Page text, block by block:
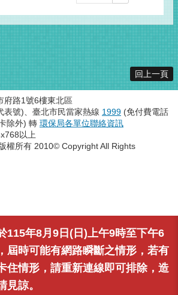
115年8月9日(日)上午9時至下午6
屆時可能有網路瞬斷之情形，若有
住情形，請重新連線即可排除，造
見諒。
回上一頁
府路1號6樓東北區
號)、臺北市民當家熱線 1999 (免付費電話
除外) 轉 環保局各單位聯絡資訊
以上
權所有 2010© Copyright All Rights